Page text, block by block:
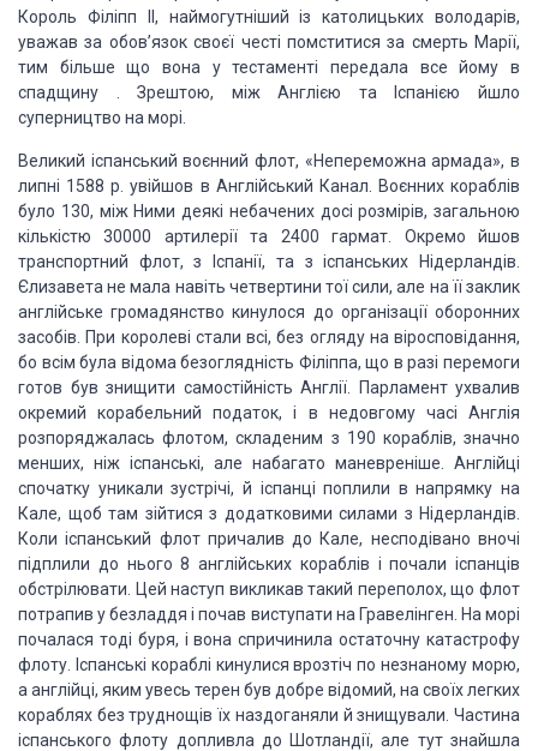
Король Філіпп II, наймогутніший із католицьких володарів,
уважав за обов’язок своєї честі помститися за смерть Марії,
тим більше що вона у тестаменті передала все йому в
спадщину . Зрештою, між Англією та Іспанією йшло
суперництво на морі.
Великий іспанський воєнний флот, «Непереможна армада», в
липні 1588 р. увійшов в Англійський Канал. Воєнних кораблів
було 130, між Ними деякі небачених досі розмірів, загальною
кількістю 30000 артилерії та 2400 гармат. Окремо йшов
транспортний флот, з Іспанії, та з іспанських Нідерландів.
Єлизавета не мала навіть четвертини тої сили, але на її заклик
англійське громадянство кинулося до організації оборонних
засобів. При королеві стали всі, без огляду на віросповідання,
бо всім була відома безоглядність Філіппа, що в разі перемоги
готов був знищити самостійність Англії. Парламент ухвалив
окремий корабельний податок, і в недовгому часі Англія
розпоряджалась флотом, складеним з 190 кораблів, значно
менших, ніж іспанські, але набагато маневреніше. Англійці
спочатку уникали зустрічі, й іспанці поплили в напрямку на
Кале, щоб там зійтися з додатковими силами з Нідерландів.
Коли іспанський флот причалив до Кале, несподівано вночі
підплили до нього 8 англійських кораблів і почали іспанців
обстрілювати. Цей наступ викликав такий переполох, що флот
потрапив у безладдя і почав виступати на Гравелінген. На морі
почалася тоді буря, і вона спричинила остаточну катастрофу
флоту. Іспанські кораблі кинулися врозтіч по незнаному морю,
а англійці, яким увесь терен був добре відомий, на своїх легких
кораблях без труднощів їх наздоганяли й знищували. Частина
іспанського флоту допливла до Шотландії, але тут знайшла